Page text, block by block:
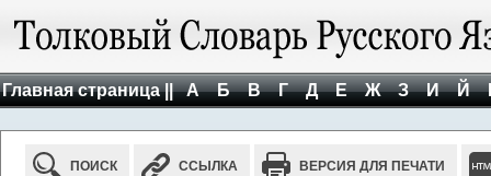
Главная страница || А Б В Г Д Е Ж З И Й
ПОИСК ССЫЛКА ВЕРСИЯ ДЛЯ ПЕЧАТИ